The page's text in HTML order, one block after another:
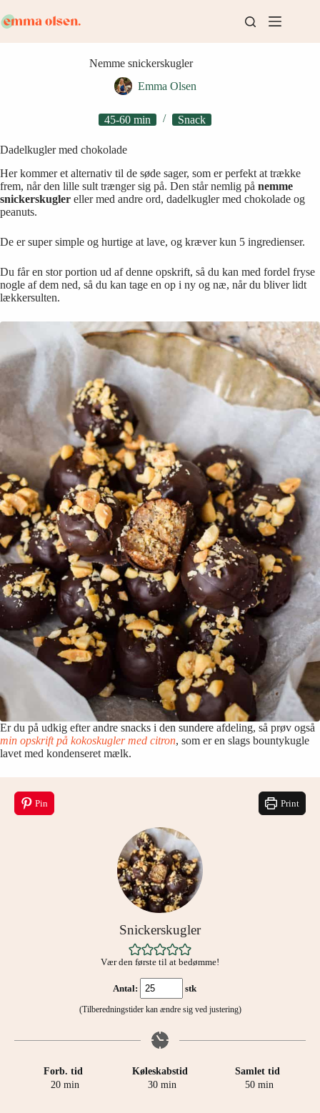
til
indhold
Nemme snickerskugler
Emma Olsen
45-60 min Snack
Dadelkugler med chokolade
Her kommer et alternativ til de søde sager, som er perfekt at trække
frem, når den lille sult trænger sig på. Den står nemlig på nemme
snickerskugler eller med andre ord, dadelkugler med chokolade og
peanuts.
De er super simple og hurtige at lave, og kræver kun 5 ingredienser.
Du får en stor portion ud af denne opskrift, så du kan med fordel fryse
nogle af dem ned, så du kan tage en op i ny og næ, når du bliver lidt
lækkersulten.
Er du på udkig efter andre snacks i den sundere afdeling, så prøv også
min opskrift på kokoskugler med citron, som er en slags bountykugle
lavet med kondenseret mælk.
Pin Print
Snickerskugler
Vær den første til at bedømme!
Antal: stk
(Tilberedningstider kan ændre sig ved justering)
Forb. tid
20minutter
min
Køleskabstid
30minutter
min
Samlet tid
50minutter
min